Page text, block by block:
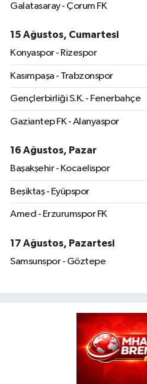
Galatasaray - Çorum FK
15 Ağustos, Cumartesi
Konyaspor - Rizespor
Kasımpaşa - Trabzonspor
Gençlerbirliği S.K. - Fenerbahçe
Gaziantep FK - Alanyaspor
16 Ağustos, Pazar
Başakşehir - Kocaelispor
Beşiktaş - Eyüpspor
Amed - Erzurumspor FK
17 Ağustos, Pazartesi
Samsunspor - Göztepe